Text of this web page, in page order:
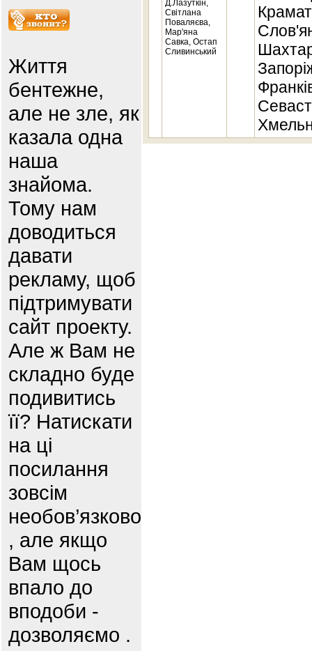
Життя
бентежне,
але не зле, як
казала одна
наша
знайома.
Тому нам
доводиться
давати
рекламу, щоб
підтримувати
сайт проекту.
Але ж Вам не
складно буде
подивитись
її? Натискати
на ці
посилання
зовсім
необов’язково
, але якщо
Вам щось
впало до
вподоби -
дозволяємо .
Д.Лазуткін,
Світлана
Поваляєва,
Мар'яна
Савка, Остап
Сливинський